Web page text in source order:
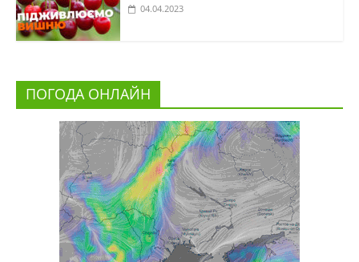
04.04.2023
ПОГОДА ОНЛАЙН